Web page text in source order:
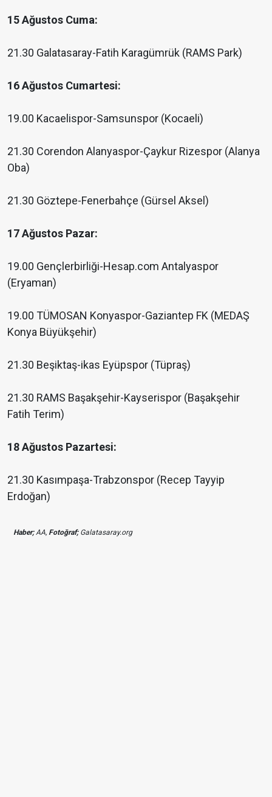
15 Ağustos Cuma:
21.30 Galatasaray-Fatih Karagümrük (RAMS Park)
16 Ağustos Cumartesi:
19.00 Kacaelispor-Samsunspor (Kocaeli)
21.30 Corendon Alanyaspor-Çaykur Rizespor (Alanya
Oba)
21.30 Göztepe-Fenerbahçe (Gürsel Aksel)
17 Ağustos Pazar:
19.00 Gençlerbirliği-Hesap.com Antalyaspor
(Eryaman)
19.00 TÜMOSAN Konyaspor-Gaziantep FK (MEDAŞ
Konya Büyükşehir)
21.30 Beşiktaş-ikas Eyüpspor (Tüpraş)
21.30 RAMS Başakşehir-Kayserispor (Başakşehir
Fatih Terim)
18 Ağustos Pazartesi:
21.30 Kasımpaşa-Trabzonspor (Recep Tayyip
Erdoğan)
Haber;AA, Fotoğraf;Galatasaray.org